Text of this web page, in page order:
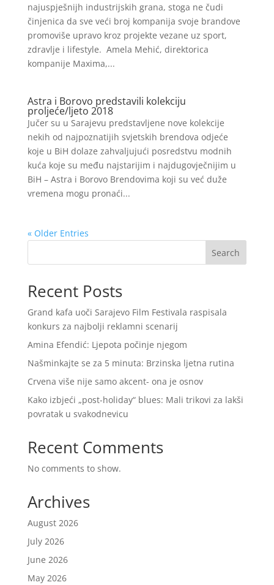
najuspješnijh industrijskih grana, stoga ne čudi
činjenica da sve veći broj kompanija svoje brandove
promoviše upravo kroz projekte vezane uz sport,
zdravlje i lifestyle. Amela Mehić, direktorica
kompanije Maxima,...
Astra i Borovo predstavili kolekciju
proljeće/ljeto 2018
Jučer su u Sarajevu predstavljene nove kolekcije
nekih od najpoznatijih svjetskih brendova odjeće
koje u BiH dolaze zahvaljujući posredstvu modnih
kuća koje su među najstarijim i najdugovječnijim u
BiH – Astra i Borovo Brendovima koji su već duže
vremena mogu pronaći...
« Older Entries
Search
Recent Posts
Grand kafa uoči Sarajevo Film Festivala raspisala
konkurs za najbolji reklamni scenarij
Amina Efendić: Ljepota počinje njegom
Našminkajte se za 5 minuta: Brzinska ljetna rutina
Crvena više nije samo akcent- ona je osnov
Kako izbjeći „post-holiday“ blues: Mali trikovi za lakši
povratak u svakodnevicu
Recent Comments
No comments to show.
Archives
August 2026
July 2026
June 2026
May 2026